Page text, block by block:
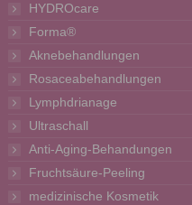
HYDROcare
Forma®
Aknebehandlungen
Rosaceabehandlungen
Lymphdrianage
Ultraschall
Anti-Aging-Behandungen
Fruchtsäure-Peeling
medizinische Kosmetik